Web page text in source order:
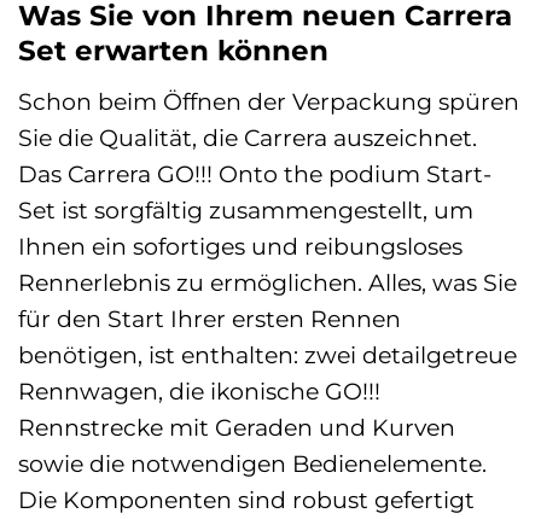
Was Sie von Ihrem neuen Carrera
Set erwarten können
Schon beim Öffnen der Verpackung spüren
Sie die Qualität, die Carrera auszeichnet.
Das Carrera GO!!! Onto the podium Start-
Set ist sorgfältig zusammengestellt, um
Ihnen ein sofortiges und reibungsloses
Rennerlebnis zu ermöglichen. Alles, was Sie
für den Start Ihrer ersten Rennen
benötigen, ist enthalten: zwei detailgetreue
Rennwagen, die ikonische GO!!!
Rennstrecke mit Geraden und Kurven
sowie die notwendigen Bedienelemente.
Die Komponenten sind robust gefertigt